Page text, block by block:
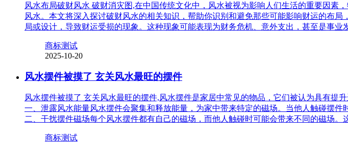
风水布局破财风水 破财消灾图,在中国传统文化中，风水被视为影响人们生活的重要因
风水。本文将深入探讨破财风水的相关知识，帮助你识别和避免那些可能影响财运的布
局或设计，导致财运受损的现象。这种现象可能表现为财务危机、意外支出，甚至是事业
商标测试
2025-10-20
风水摆件被摸了 玄关风水最旺的摆件
风水摆件被摸了 玄关风水最旺的摆件,风水摆件是家居中常见的物品，它们被认为具有提
一、泄露风水能量风水摆件会聚集和释放能量，为家中带来特定的磁场。当他人触碰摆
二、干扰摆件磁场每个风水摆件都有自己的磁场，而他人触碰时可能会带来不同的磁场。
商标测试